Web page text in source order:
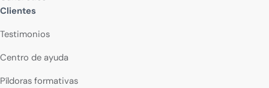
Clientes
Testimonios
Centro de ayuda
Píldoras formativas